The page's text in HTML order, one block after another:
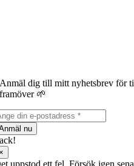
Anmäl dig till mitt nyhetsbrev för
framöver 🌱
nu
uppstod ett fel. Försök igen